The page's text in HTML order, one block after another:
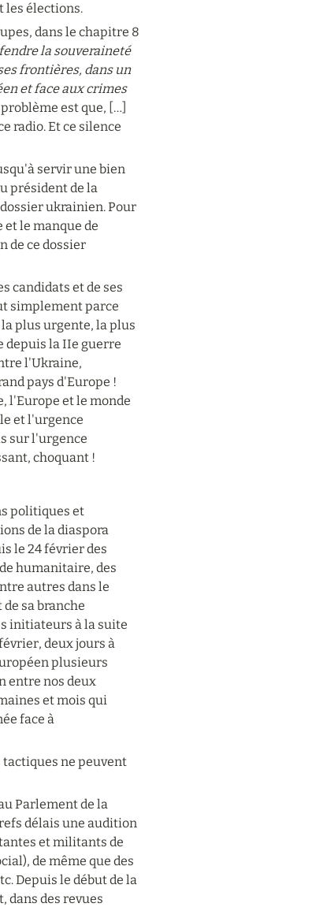
les élections.
dans le chapitre 8
la souveraineté
frontières, dans un
et face aux crimes
est que, […]
radio. Et ce silence
servir une bien
président de la
ukrainien. Pour
le manque de
de ce dossier
candidats et de ses
simplement parce
plus urgente, la plus
depuis la IIe guerre
l'Ukraine,
pays d'Europe !
l'Europe et le monde
et l'urgence
sur l'urgence
choquant !
politiques et
de la diaspora
le 24 février des
humanitaire, des
autres dans le
de sa branche
initiateurs à la suite
deux jours à
plusieurs
entre nos deux
et mois qui
face à
tactiques ne peuvent
Parlement de la
délais une audition
et militants de
de même que des
Depuis le début de la
des revues